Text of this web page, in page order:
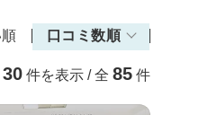
口コミ数順
30 件を表示 / 全 85 件